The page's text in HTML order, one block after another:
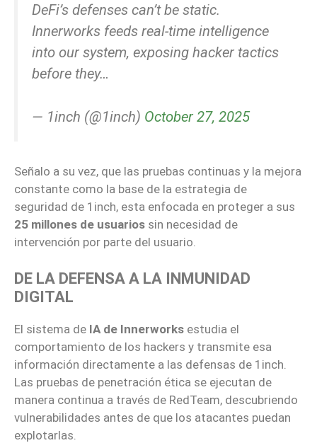
DeFi’s defenses can’t be static.
Innerworks feeds real-time intelligence
into our system, exposing hacker tactics
before they…
— 1inch (@1inch) October 27, 2025
Señalo a su vez, que las pruebas continuas y la mejora
constante como la base de la estrategia de
seguridad de 1inch, esta enfocada en proteger a sus
25 millones de usuarios sin necesidad de
intervención por parte del usuario.
DE LA DEFENSA A LA INMUNIDAD
DIGITAL
El sistema de IA de Innerworks estudia el
comportamiento de los hackers y transmite esa
información directamente a las defensas de 1inch.
Las pruebas de penetración ética se ejecutan de
manera continua a través de RedTeam, descubriendo
vulnerabilidades antes de que los atacantes puedan
explotarlas.